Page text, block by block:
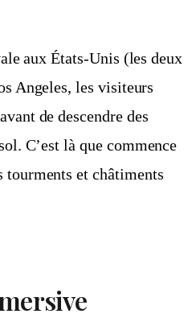
aux États-Unis (les deux
Angeles, les visiteurs
de descendre des
C’est là que commence
tourments et châtiments